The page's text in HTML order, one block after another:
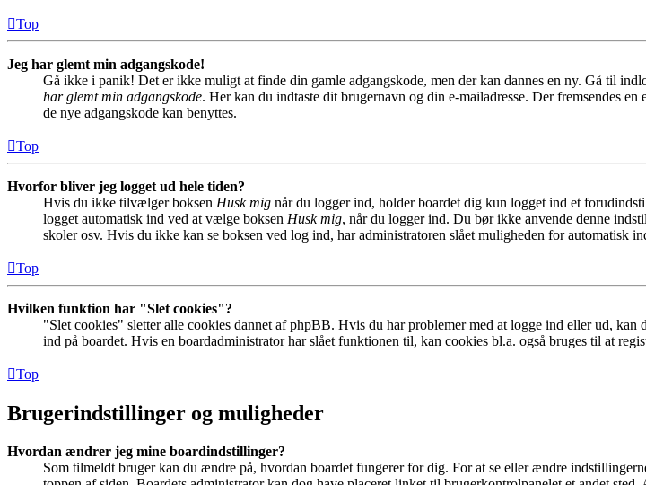
Top
Jeg har glemt min adgangskode!
Gå ikke i panik! Det er ikke muligt at finde din gamle adgangskode, men der kan dannes en ny. Gå til
har glemt min adgangskode. Her kan du indtaste dit brugernavn og din e-mailadresse. Der fremsendes
de nye adgangskode kan benyttes.
Top
Hvorfor bliver jeg logget ud hele tiden?
Hvis du ikke tilvælger boksen Husk mig når du logger ind, holder boardet dig kun logget ind et
logget automatisk ind ved at vælge boksen Husk mig, når du logger ind. Du bør ikke anvende denne
skoler osv. Hvis du ikke kan se boksen ved log ind, har administratoren slået muligheden for automatisk
Top
Hvilken funktion har "Slet cookies"?
"Slet cookies" sletter alle cookies dannet af phpBB. Hvis du har problemer med at logge ind eller ud,
ind på boardet. Hvis en boardadministrator har slået funktionen til, kan cookies bl.a. også bruges til at
Top
Brugerindstillinger og muligheder
Hvordan ændrer jeg mine boardindstillinger?
Som tilmeldt bruger kan du ændre på, hvordan boardet fungerer for dig. For at se eller ændre